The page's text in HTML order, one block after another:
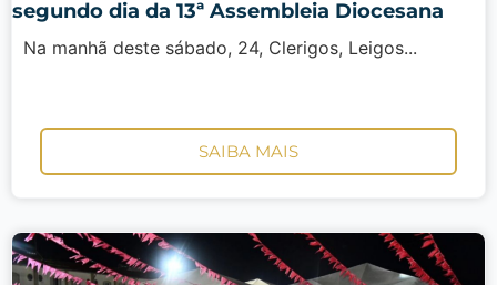
segundo dia da 13ª Assembleia Diocesana
Na manhã deste sábado, 24, Clerigos, Leigos...
SAIBA MAIS